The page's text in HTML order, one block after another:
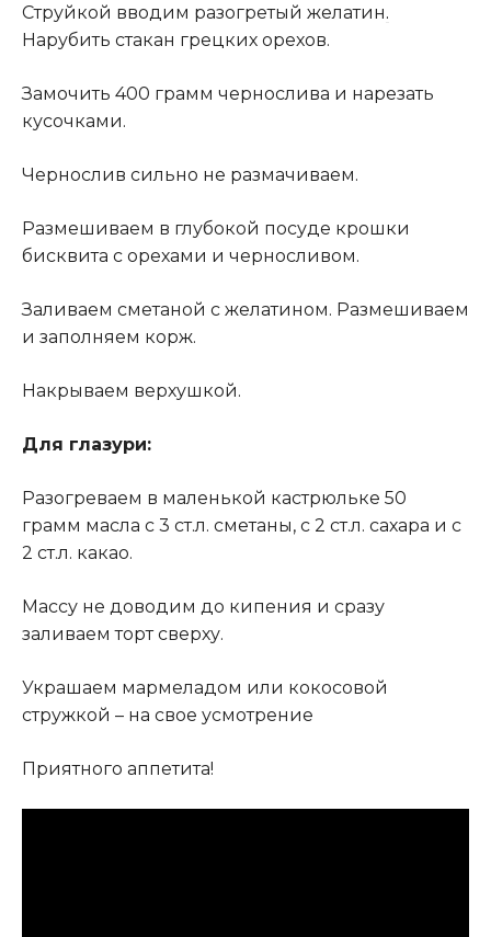
Струйкой вводим разогретый желатин.
Нарубить стакан грецких орехов.
Замочить 400 грамм чернослива и нарезать
кусочками.
Чернослив сильно не размачиваем.
Размешиваем в глубокой посуде крошки
бисквита с орехами и черносливом.
Заливаем сметаной с желатином. Размешиваем
и заполняем корж.
Накрываем верхушкой.
Для глазури:
Разогреваем в маленькой кастрюльке 50
грамм масла с 3 ст.л. сметаны, с 2 ст.л. сахара и с
2 ст.л. какао.
Массу не доводим до кипения и сразу
заливаем торт сверху.
Украшаем мармеладом или кокосовой
стружкой – на свое усмотрение
Приятного аппетита!